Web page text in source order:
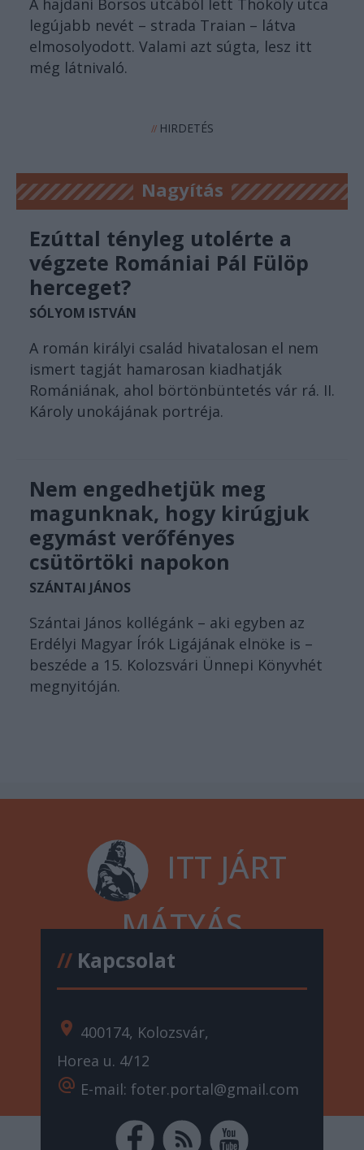
A hajdani Borsos utcából lett Thököly utca
legújabb nevét – strada Traian – látva
elmosolyodott. Valami azt súgta, lesz itt
még látnivaló.
//HIRDETÉS
Nagyítás
Ezúttal tényleg utolérte a
végzete Romániai Pál Fülöp
herceget?
SÓLYOM ISTVÁN
A román királyi család hivatalosan el nem
ismert tagját hamarosan kiadhatják
Romániának, ahol börtönbüntetés vár rá. II.
Károly unokájának portréja.
Nem engedhetjük meg
magunknak, hogy kirúgjuk
egymást verőfényes
csütörtöki napokon
SZÁNTAI JÁNOS
Szántai János kollégánk – aki egyben az
Erdélyi Magyar Írók Ligájának elnöke is –
beszéde a 15. Kolozsvári Ünnepi Könyvhét
megnyitóján.
ITT JÁRT
MÁTYÁS
//Kapcsolat
location_on 400174, Kolozsvár,
Horea u. 4/12
alternate_email E-mail: foter.portal@gmail.com